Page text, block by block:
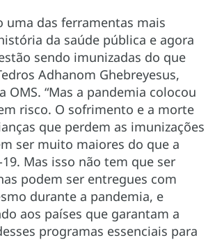
uma das ferramentas mais
da saúde pública e agora
sendo imunizadas do que
Adhanom Ghebreyesus,
OMS. “Mas a pandemia colocou
risco. O sofrimento e a morte
que perdem as imunizações
ser muito maiores do que a
Mas isso não tem que ser
podem ser entregues com
durante a pandemia, e
aos países que garantam a
programas essenciais para